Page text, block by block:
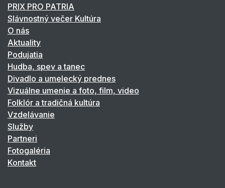
PRIX PRO PATRIA
Slávnostný večer Kultúra
O nás
Aktuality
Podujatia
Hudba, spev a tanec
Divadlo a umelecký prednes
Vizuálne umenie a foto, film, video
Folklór a tradičná kultúra
Vzdelávanie
Služby
Partneri
Fotogaléria
Kontakt